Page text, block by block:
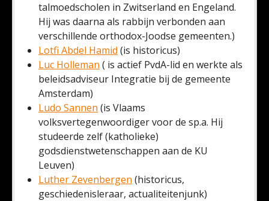
talmoedscholen in Zwitserland en Engeland.
Hij was daarna als rabbijn verbonden aan
verschillende orthodox-Joodse gemeenten.)
Lotfi Abdel Hamid (is historicus)
Luc Holleman ( is actief PvdA-lid en werkte als
beleidsadviseur Integratie bij de gemeente
Amsterdam)
Ludo Sannen (is Vlaams
volksvertegenwoordiger voor de sp.a. Hij
studeerde zelf (katholieke)
godsdienstwetenschappen aan de KU
Leuven)
Luther Zevenbergen (historicus,
geschiedenisleraar, actualiteitenjunk)